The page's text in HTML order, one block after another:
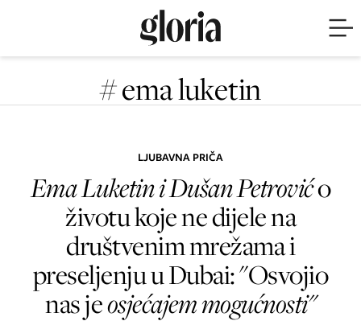
# ema luketin
LJUBAVNA PRIČA
Ema Luketin i Dušan Petrovićo
životu koje ne dijele na
društvenim mrežama i
preseljenju u Dubai: "Osvojio
nas jeosjećajem mogućnosti"